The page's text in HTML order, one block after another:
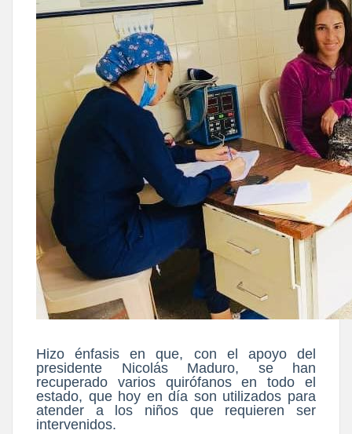
Hizo énfasis en que, con el apoyo del
presidente Nicolás Maduro, se han
recuperado varios quirófanos en todo el
estado, que hoy en día son utilizados para
atender a los niños que requieren ser
intervenidos.